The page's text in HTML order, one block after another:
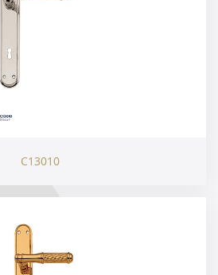
C13010